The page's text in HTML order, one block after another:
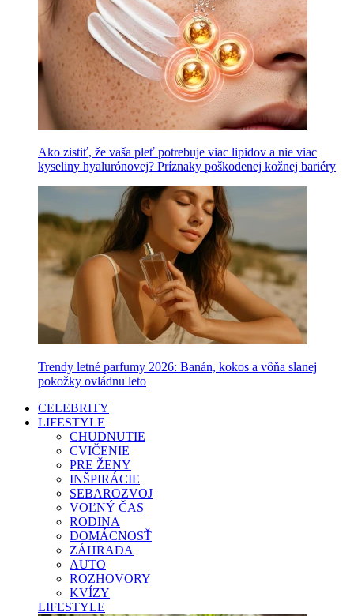
Ako zistiť, že vaša pleť potrebuje viac lipidov a nie viac
kyseliny hyalurónovej? Príznaky poškodenej kožnej bariéry
Trendy letné parfumy 2026: Banán, kokos a vôňa slanej
pokožky ovládnu leto
CELEBRITY
LIFESTYLE
CHUDNUTIE
CVIČENIE
PRE ŽENY
INŠPIRÁCIE
SEBAROZVOJ
VOĽNÝ ČAS
RODINA
DOMÁCNOSŤ
ZÁHRADA
AUTO
ROZHOVORY
KVÍZY
LIFESTYLE